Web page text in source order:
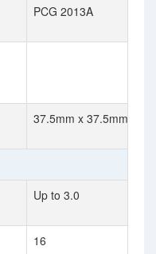
PCG 2013A
37.5mm x 37.5mm
Up to 3.0
16